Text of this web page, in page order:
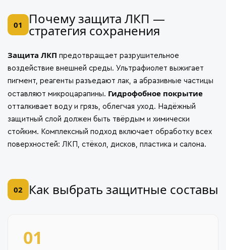
01 Почему защита ЛКП —
стратегия сохранения
Защита ЛКП предотвращает разрушительное
воздействие внешней среды. Ультрафиолет выжигает
пигмент, реагенты разъедают лак, а абразивные частицы
оставляют микроцарапины. Гидрофобное покрытие
отталкивает воду и грязь, облегчая уход. Надёжный
защитный слой должен быть твёрдым и химически
стойким. Комплексный подход включает обработку всех
поверхностей: ЛКП, стёкол, дисков, пластика и салона.
02 Как выбрать защитные составы
01